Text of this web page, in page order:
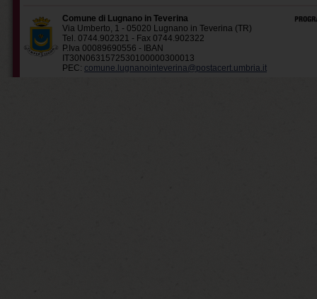
Comune di Lugnano in Teverina
Via Umberto, 1 - 05020 Lugnano in Teverina (TR)
Tel. 0744.902321 - Fax 0744.902322
P.Iva 00089690556 - IBAN
IT30N0631572530100000300013
PEC: comune.lugnanointeverina@postacert.umbria.it